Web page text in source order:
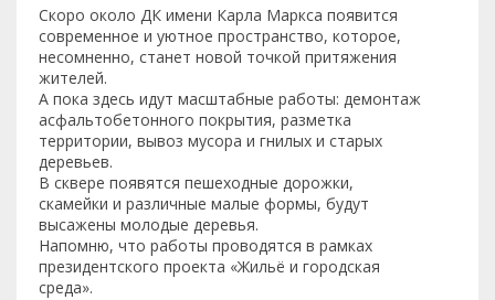
Скоро около ДК имени Карла Маркса появится
современное и уютное пространство, которое,
несомненно, станет новой точкой притяжения
жителей.
А пока здесь идут масштабные работы: демонтаж
асфальтобетонного покрытия, разметка
территории, вывоз мусора и гнилых и старых
деревьев.
В сквере появятся пешеходные дорожки,
скамейки и различные малые формы, будут
высажены молодые деревья.
Напомню, что работы проводятся в рамках
президентского проекта «Жильё и городская
среда».